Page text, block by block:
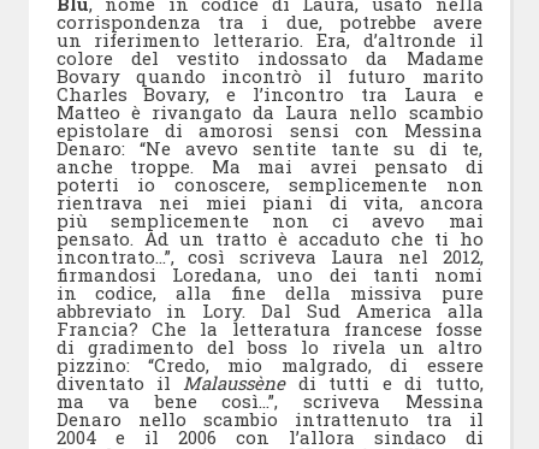
corrispondenza tra i due, potrebbe avere
un riferimento letterario. Era, d’altronde il
colore del vestito indossato da Madame
Bovary quando incontrò il futuro marito
Charles Bovary, e l’incontro tra Laura e
Matteo è rivangato da Laura nello scambio
epistolare di amorosi sensi con Messina
Denaro: “Ne avevo sentite tante su di te,
anche troppe. Ma mai avrei pensato di
poterti io conoscere, semplicemente non
rientrava nei miei piani di vita, ancora
più semplicemente non ci avevo mai
pensato. Ad un tratto è accaduto che ti ho
incontrato…”, così scriveva Laura nel 2012,
firmandosi Loredana, uno dei tanti nomi
in codice, alla fine della missiva pure
abbreviato in Lory. Dal Sud America alla
Francia? Che la letteratura francese fosse
di gradimento del boss lo rivela un altro
pizzino: “Credo, mio malgrado, di essere
diventato ilMalaussènedi tutti e di tutto,
ma va bene così…”, scriveva Messina
Denaro nello scambio intrattenuto tra il
2004 e il 2006 con l’allora sindaco di